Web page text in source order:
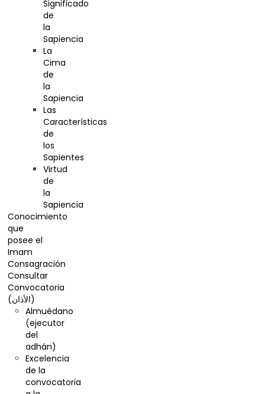
Significado
de
la
Sapiencia
La
Cima
de
la
Sapiencia
Las
Características
de
los
Sapientes
Virtud
de
la
Sapiencia
Conocimiento
que
posee el
Imam
Consagración
Consultar
Convocatoria
(الأذان)
Almuédano
(ejecutor
del
adhán)
Excelencia
de la
convocatoria